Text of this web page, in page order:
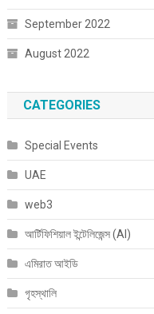
September 2022
August 2022
CATEGORIES
Special Events
UAE
web3
আর্টিফিশিয়াল ইন্টেলিজেন্স (AI)
এমিরাত আইডি
গৃহস্থালি